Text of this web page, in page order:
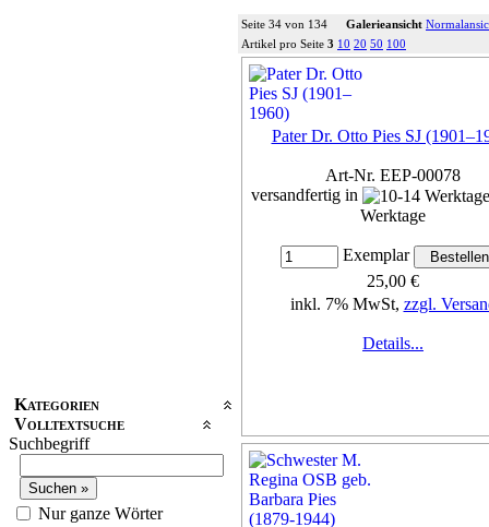
Kategorien
Volltextsuche
Suchbegriff
Nur ganze Wörter
Seite 34 von 134 Galerieansicht
Artikel pro Seite 3 10 20 50 100
Pater Dr. Otto Pies SJ
Art-Nr. EEP-00078
versandfertig in
Werktage
Exemplar
25,00 €
inkl. 7% MwSt, zzgl.
Details...